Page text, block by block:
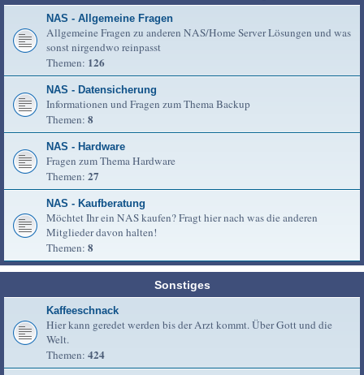
NAS - Allgemeine Fragen
Allgemeine Fragen zu anderen NAS/Home Server Lösungen und was
sonst nirgendwo reinpasst
Themen: 126
NAS - Datensicherung
Informationen und Fragen zum Thema Backup
Themen: 8
NAS - Hardware
Fragen zum Thema Hardware
Themen: 27
NAS - Kaufberatung
Möchtet Ihr ein NAS kaufen? Fragt hier nach was die anderen
Mitglieder davon halten!
Themen: 8
Sonstiges
Kaffeeschnack
Hier kann geredet werden bis der Arzt kommt. Über Gott und die
Welt.
Themen: 424